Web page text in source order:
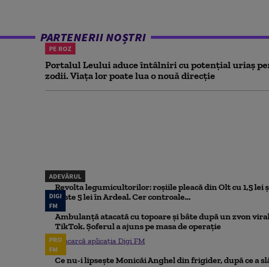
PARTENERII NOȘTRI
PE ROZ
Portalul Leului aduce întâlniri cu potențial uriaș
zodii. Viața lor poate lua o nouă direcție
ADEVĂRUL
Revolta legumicultorilor: roșiile pleacă din Olt cu 1,5 lei
peste 5 lei în Ardeal. Cer controale...
DIGI
FM
Ambulanță atacată cu topoare și bâte după un zvon
TikTok. Șoferul a ajuns pe masa de operație
Descarcă aplicația Digi FM
PRO
FM
Ce nu-i lipsește Monicăi Anghel din frigider, după ce a